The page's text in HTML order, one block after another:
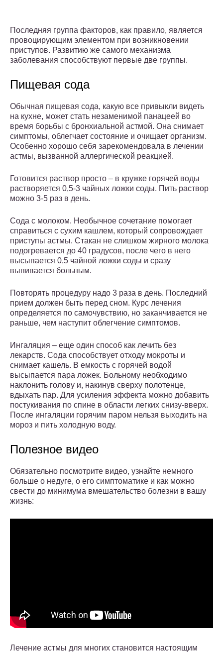
Последняя группа факторов, как правило, является
провоцирующим элементом при возникновении
приступов. Развитию же самого механизма
заболевания способствуют первые две группы.
Пищевая сода
Обычная пищевая сода, какую все привыкли видеть
на кухне, может стать незаменимой панацеей во
время борьбы с бронхиальной астмой. Она снимает
симптомы, облегчает состояние и очищает организм.
Особенно хорошо себя зарекомендовала в лечении
астмы, вызванной аллергической реакцией.
Готовится раствор просто – в кружке горячей воды
растворяется 0,5-3 чайных ложки соды. Пить раствор
можно 3-5 раз в день.
Сода с молоком. Необычное сочетание помогает
справиться с сухим кашлем, который сопровождает
приступы астмы. Стакан не слишком жирного молока
подогревается до 40 градусов, после чего в него
высыпается 0,5 чайной ложки соды и сразу
выпивается больным.
Повторять процедуру надо 3 раза в день. Последний
прием должен быть перед сном. Курс лечения
определяется по самочувствию, но заканчивается не
раньше, чем наступит облегчение симптомов.
Ингаляция – еще один способ как лечить без
лекарств. Сода способствует отходу мокроты и
снимает кашель. В емкость с горячей водой
высыпается пара ложек. Больному необходимо
наклонить голову и, накинув сверху полотенце,
вдыхать пар. Для усиления эффекта можно добавить
постукивания по спине в области легких снизу-вверх.
После ингаляции горячим паром нельзя выходить на
мороз и пить холодную воду.
Полезное видео
Обязательно посмотрите видео, узнайте немного
больше о недуге, о его симптоматике и как можно
свести до минимума вмешательство болезни в вашу
жизнь:
Лечение астмы для многих становится настоящим